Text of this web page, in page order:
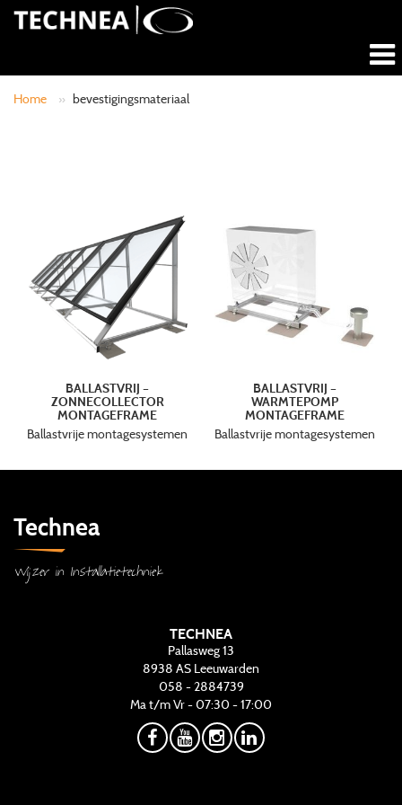
Home » bevestigingsmateriaal
BALLASTVRIJ –
ZONNECOLLECTOR
MONTAGEFRAME
Ballastvrije montagesystemen
BALLASTVRIJ –
WARMTEPOMP
MONTAGEFRAME
Ballastvrije montagesystemen
Technea
Wijzer in Installatietechniek
TECHNEA
Pallasweg 13
8938 AS Leeuwarden
058 - 2884739
Ma t/m Vr - 07:30 - 17:00